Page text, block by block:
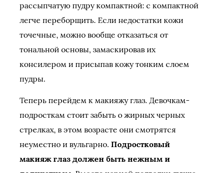
рассыпчатую пудру компактной: с компактной
легче переборщить. Если недостатки кожи
точечные, можно вообще отказаться от
тональной основы, замаскировав их
консилером и присыпав кожу тонким слоем
пудры.
Теперь перейдем к макияжу глаз. Девочкам-
подросткам стоит забыть о жирных черных
стрелках, в этом возрасте они смотрятся
неуместно и вульгарно. Подростковый
макияж глаз должен быть нежным и